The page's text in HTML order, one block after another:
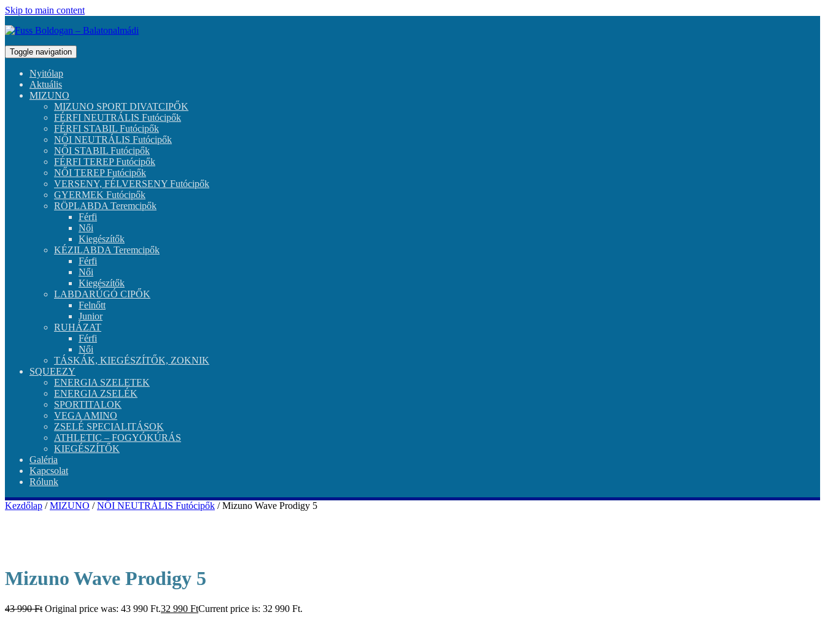
Skip to main content
Toggle navigation
Nyitólap
Aktuális
MIZUNO
MIZUNO SPORT DIVATCIPŐK
FÉRFI NEUTRÁLIS Futócipők
FÉRFI STABIL Futócipők
NŐI NEUTRÁLIS Futócipők
NŐI STABIL Futócipők
FÉRFI TEREP Futócipők
NŐI TEREP Futócipők
VERSENY, FÉLVERSENY Futócipők
GYERMEK Futócipők
RÖPLABDA Teremcipők
Férfi
Női
Kiegészítők
KÉZILABDA Teremcipők
Férfi
Női
Kiegészítők
LABDARÚGÓ CIPŐK
Felnőtt
Junior
RUHÁZAT
Férfi
Női
TÁSKÁK, KIEGÉSZÍTŐK, ZOKNIK
SQUEEZY
ENERGIA SZELETEK
ENERGIA ZSELÉK
SPORTITALOK
VEGA AMINO
ZSELÉ SPECIALITÁSOK
ATHLETIC – FOGYÓKÚRÁS
KIEGÉSZÍTŐK
Galéria
Kapcsolat
Rólunk
Kezdőlap /MIZUNO /NŐI NEUTRÁLIS Futócipők / Mizuno Wave Prodigy 5
Mizuno Wave Prodigy 5
43 990Ft Original price was: 43 990 Ft.32 990 FtCurrent price is: 32 990 Ft.